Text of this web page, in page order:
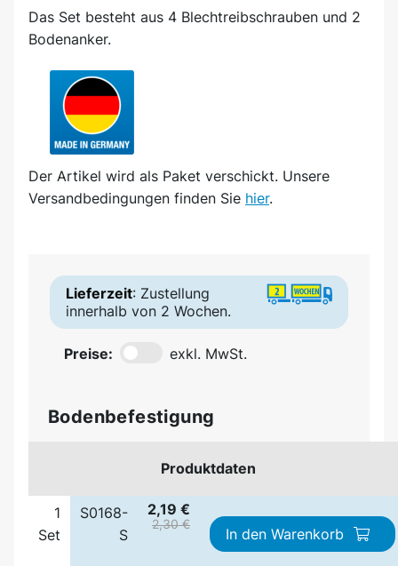
Das Set besteht aus 4 Blechtreibschrauben und 2
Bodenanker.
Der Artikel wird als Paket verschickt. Unsere
Versandbedingungen finden Sie hier.
Lieferzeit: Zustellung
innerhalb von 2 Wochen.
Preise: exkl. MwSt.
Bodenbefestigung
Produktdaten
1
Set
S0168-
S
2,19 €
2,30 €
In den Warenkorb